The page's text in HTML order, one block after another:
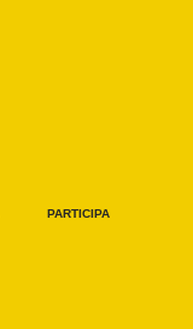
PARTICIPA